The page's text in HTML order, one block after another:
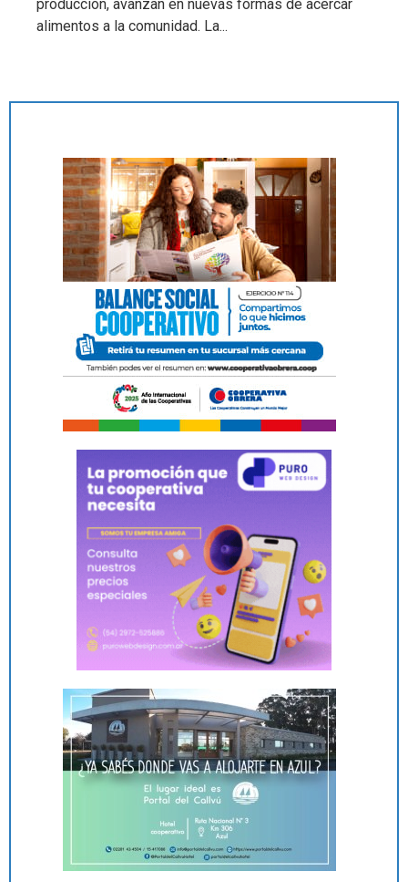
producción, avanzan en nuevas formas de acercar
alimentos a la comunidad. La...